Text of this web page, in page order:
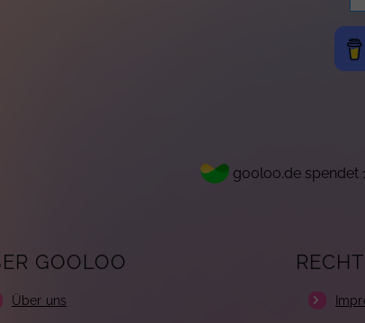
gooloo.de spendet
GOOLOO
Über uns